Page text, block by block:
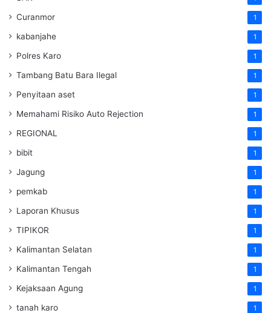
Curanmor 1
kabanjahe 1
Polres Karo 1
Tambang Batu Bara Ilegal 1
Penyitaan aset 1
Memahami Risiko Auto Rejection 1
REGIONAL 1
bibit 1
Jagung 1
pemkab 1
Laporan Khusus 1
TIPIKOR 1
Kalimantan Selatan 1
Kalimantan Tengah 1
Kejaksaan Agung 1
tanah karo 1